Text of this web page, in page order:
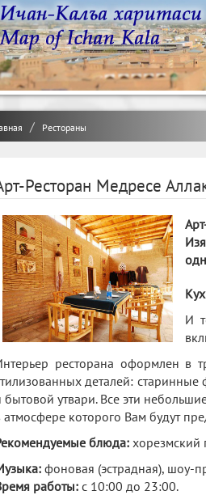
Рестораны
Ресторан Медресе
И
ресторана оформлен в
деталей:
бытовой утвари. Все эти
атмосфере которого Вам будут
блюда: хорезмский
фоновая (эстрадная), шоу-
работы: c 10:00 до 23:00.